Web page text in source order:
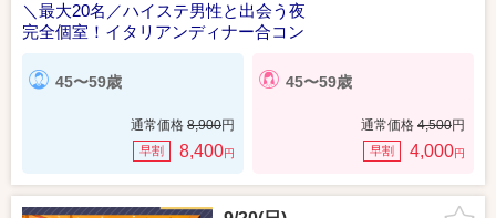
＼最大20名／ハイステ男性と出会う夜
完全個室！イタリアンディナー合コン
45〜59歳
通常価格 8,900円
早割 8,400円
45〜59歳
通常価格 4,500円
早割 4,000円